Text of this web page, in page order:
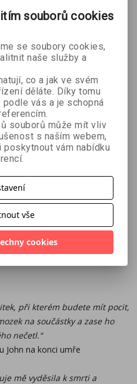
mě vyděsila k smrti a
kouč a nakladatel
Sama Hughese,
vývojáře, který
věnuje psaní povídek a
začne u zajímavé
krajnosti. A pak daleko za
divize začal
sci-fi projektu SCP
si stáhlo několik milionů
kultovní dílo
podobě nyní vychází i
i samotnou realitou – a vy
změnilo.
uvědomit?
ve válce?
▊▊▊▊▊▊.
vyšinutější éru Wi-Fi a děsivě
který vám dokonale
při kterém budete mít pocit,
na součástky a zase ho
nečetl.“
John na konci umře
mě vyděsila k smrti a
souborů cookies
se soubory cookies,
naše služby a
co a jak ve svém
děláte. Díky tomu
vás a je schopná
souborů může mít vliv
s naším webem,
vám nabídku
vše
cookies